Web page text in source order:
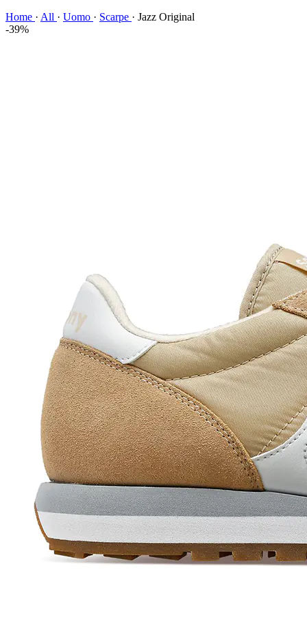
Home · All · Uomo · Scarpe · Jazz Original
-39%